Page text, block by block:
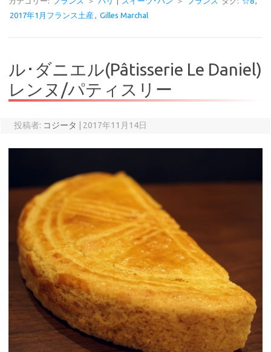
2017年1月フランス土産, Gilles Marchal
ル･ダニエル(Pâtisserie Le Daniel)
レンヌ/パティスリー
投稿者: コジータ 2017年11月14日